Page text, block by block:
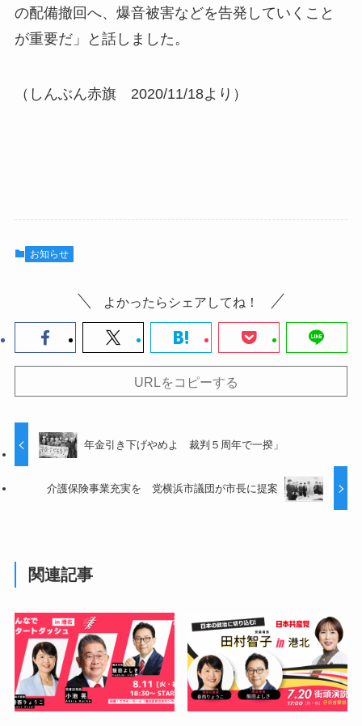
の配備撤回へ、爆音被害などを告発していくこと
が重要だ」と話しました。
（しんぶん赤旗 2020/11/18より）
お知らせ
よかったらシェアしてね！
URLをコピーする
年金引き下げやめよ 裁判５周年で一揆」
介護保険事業充実を 党横浜市議団が市長に提案
関連記事